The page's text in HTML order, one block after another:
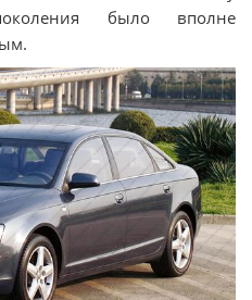
было вполне